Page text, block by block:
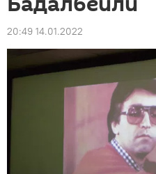
20:49 14.01.2022